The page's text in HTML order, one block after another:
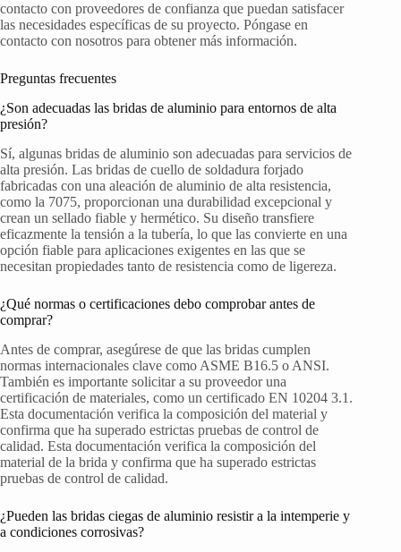
contacto con proveedores de confianza que puedan satisfacer
las necesidades específicas de su proyecto. Póngase en
contacto con nosotros para obtener más información.
Preguntas frecuentes
¿Son adecuadas las bridas de aluminio para entornos de alta
presión?
Sí, algunas bridas de aluminio son adecuadas para servicios de
alta presión. Las bridas de cuello de soldadura forjado
fabricadas con una aleación de aluminio de alta resistencia,
como la 7075, proporcionan una durabilidad excepcional y
crean un sellado fiable y hermético. Su diseño transfiere
eficazmente la tensión a la tubería, lo que las convierte en una
opción fiable para aplicaciones exigentes en las que se
necesitan propiedades tanto de resistencia como de ligereza.
¿Qué normas o certificaciones debo comprobar antes de
comprar?
Antes de comprar, asegúrese de que las bridas cumplen
normas internacionales clave como ASME B16.5 o ANSI.
También es importante solicitar a su proveedor una
certificación de materiales, como un certificado EN 10204 3.1.
Esta documentación verifica la composición del material y
confirma que ha superado estrictas pruebas de control de
calidad. Esta documentación verifica la composición del
material de la brida y confirma que ha superado estrictas
pruebas de control de calidad.
¿Pueden las bridas ciegas de aluminio resistir a la intemperie y
a condiciones corrosivas?